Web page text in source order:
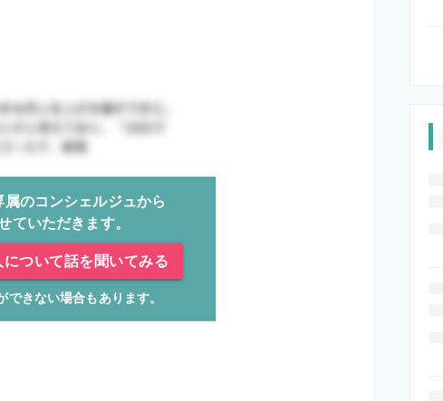
のコンシェルジュから
ていただきます。
について話を聞いてみる
きない場合もあります。